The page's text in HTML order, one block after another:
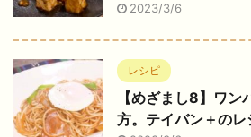
2023/3/6
レシピ
【めざまし8】ワン
方。テイバン＋のレ